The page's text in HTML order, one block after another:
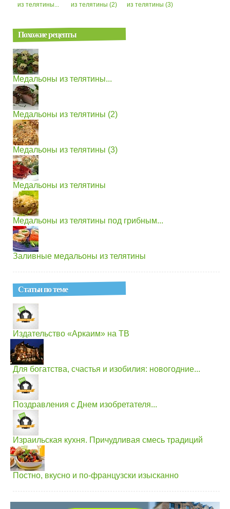
из телятины...
из телятины (2)
из телятины (3)
Похожие рецепты
Медальоны из телятины...
Медальоны из телятины (2)
Медальоны из телятины (3)
Медальоны из телятины
Медальоны из телятины под грибным...
Заливные медальоны из телятины
Статьи по теме
Издательство «Аркаим» на ТВ
Для богатства, счастья и изобилия: новогодние...
Поздравления с Днем изобретателя...
Израильская кухня. Причудливая смесь традиций
Постно, вкусно и по-французски изысканно